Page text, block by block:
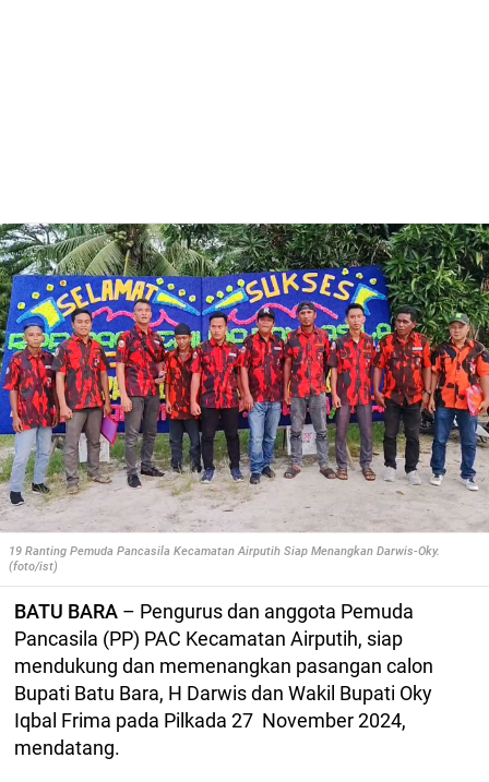
19 Ranting Pemuda Pancasila Kecamatan Airputih Siap Menangkan Darwis-Oky.
(foto/ist)
BATU BARA – Pengurus dan anggota Pemuda
Pancasila (PP) PAC Kecamatan Airputih, siap
mendukung dan memenangkan pasangan calon
Bupati Batu Bara, H Darwis dan Wakil Bupati Oky
Iqbal Frima pada Pilkada 27 November 2024,
mendatang.